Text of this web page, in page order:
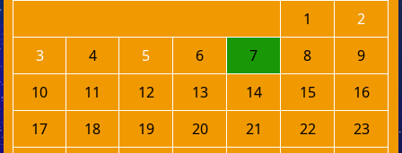
1
2
3
4 5 6 7 8
9
10
11 12 13 14 15
16
17
18 19 20 21 22
23